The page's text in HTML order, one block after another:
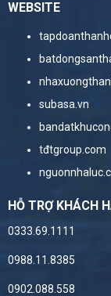
WEBSITE
subasa.vn
tđtgroup.com
HỖ TRỢ KHÁCH
0333.69.1111
0988.11.8385
0902.088.558